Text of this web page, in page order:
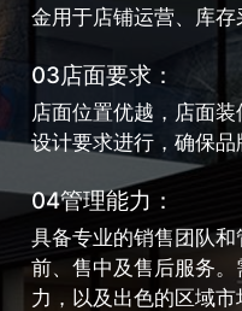
金用于店铺运营、库
03店面要求：
店面位置优越，店面
设计要求进行，确保品
04管理能力：
具备专业的销售团队
前、售中及售后服务
力，以及出色的区域市